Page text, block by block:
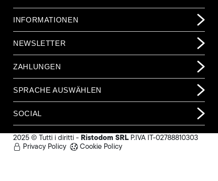
INFORMATIONEN
NEWSLETTER
ZAHLUNGEN
SPRACHE AUSWÄHLEN
SOCIAL
2025 © Tutti i diritti - Ristodom SRLP.IVA IT-02788810303
Privacy Policy
Cookie Policy